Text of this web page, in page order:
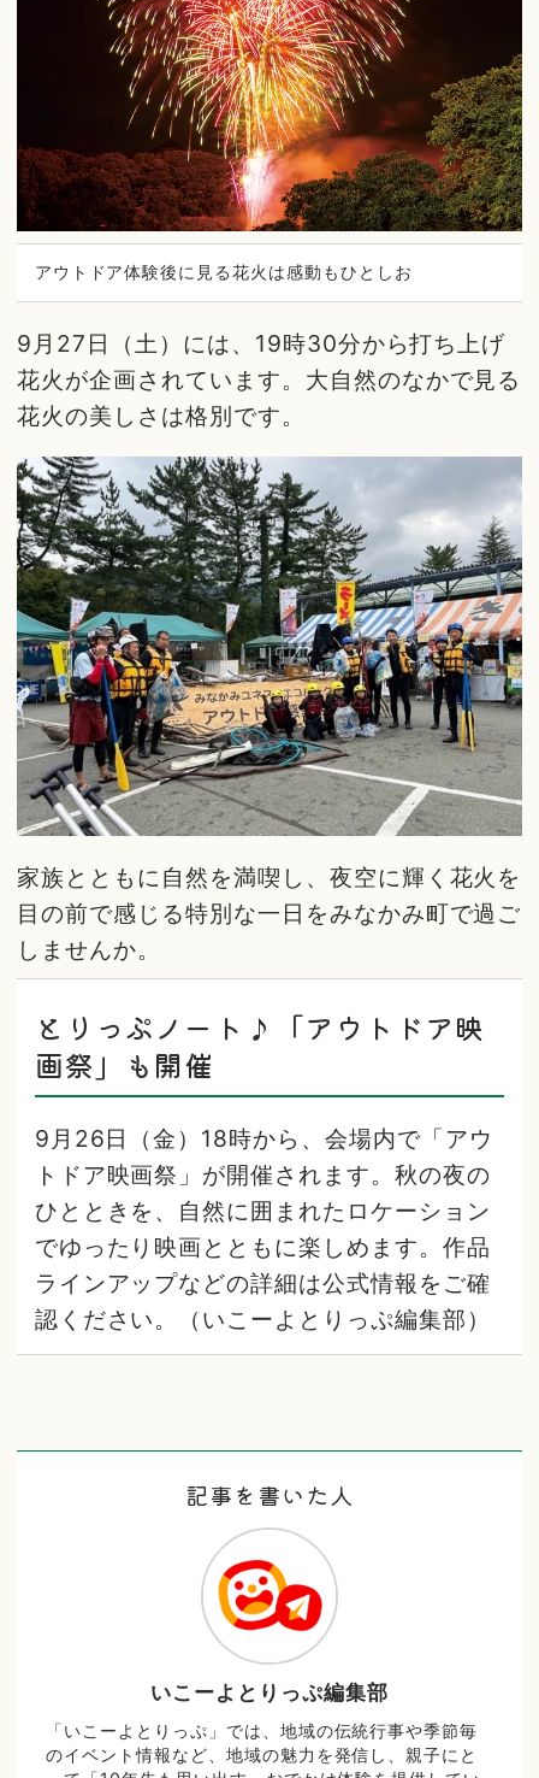
アウトドア体験後に見る花火は感動もひとしお
9月27日（土）には、19時30分から打ち上げ
花火が企画されています。大自然のなかで見る
花火の美しさは格別です。
家族とともに自然を満喫し、夜空に輝く花火を
目の前で感じる特別な一日をみなかみ町で過ご
しませんか。
とりっぷノート♪「アウトドア映
画祭」も開催
9月26日（金）18時から、会場内で「アウ
トドア映画祭」が開催されます。秋の夜の
ひとときを、自然に囲まれたロケーション
でゆったり映画とともに楽しめます。作品
ラインアップなどの詳細は公式情報をご確
認ください。（いこーよとりっぷ編集部）
記事を書いた人
いこーよとりっぷ編集部
「いこーよとりっぷ」では、地域の伝統行事や季節毎
のイベント情報など、地域の魅力を発信し、親子にと